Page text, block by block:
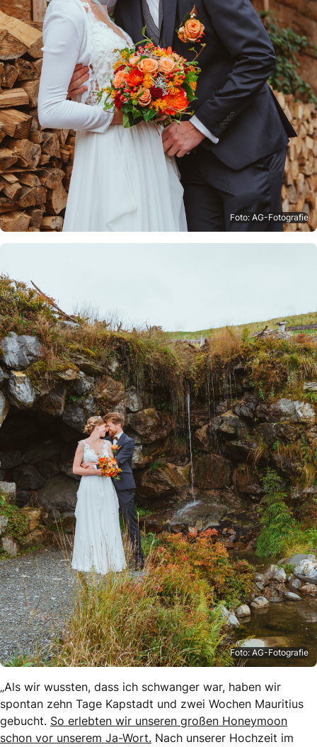
Foto: AG-Fotografie
Foto: AG-Fotografie
„Als wir wussten, dass ich schwanger war, haben wir
spontan zehn Tage Kapstadt und zwei Wochen Mauritius
gebucht. So erlebten wir unseren großen Honeymoon
schon vor unserem Ja-Wort. Nach unserer Hochzeit im